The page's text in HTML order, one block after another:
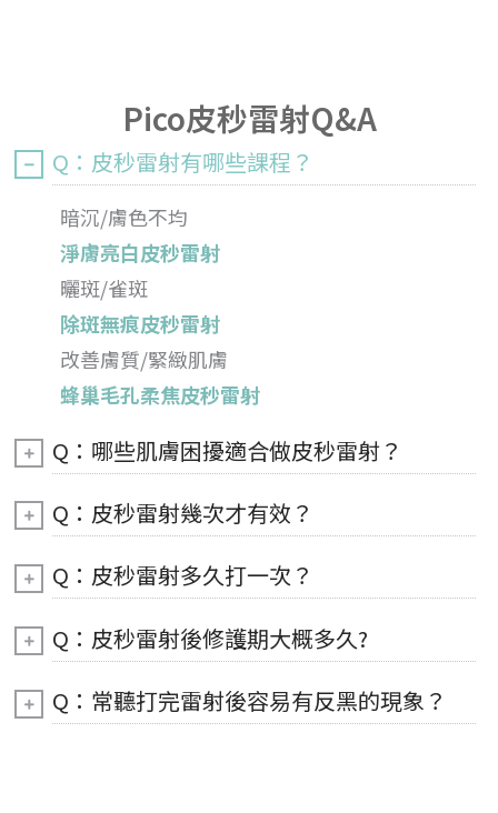
Pico皮秒雷射Q&A
Q：皮秒雷射有哪些課程？
暗沉/膚色不均
淨膚亮白皮秒雷射
曬斑/雀斑
除斑無痕皮秒雷射
改善膚質/緊緻肌膚
蜂巢毛孔柔焦皮秒雷射
Q：哪些肌膚困擾適合做皮秒雷射？
Q：皮秒雷射幾次才有效？
Q：皮秒雷射多久打一次？
Q：皮秒雷射後修護期大概多久?
Q：常聽打完雷射後容易有反黑的現象？